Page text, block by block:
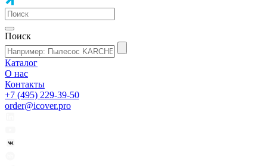
Поиск
Каталог
О нас
Контакты
+7 (495) 229-39-50
order@icover.pro